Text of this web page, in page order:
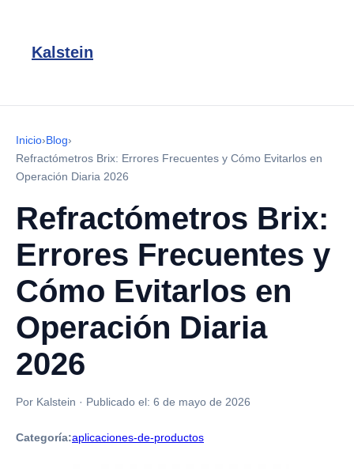
Kalstein
Inicio›Blog›
Refractómetros Brix: Errores Frecuentes y Cómo Evitarlos en
Operación Diaria 2026
Refractómetros Brix:
Errores Frecuentes y
Cómo Evitarlos en
Operación Diaria
2026
Por Kalstein · Publicado el: 6 de mayo de 2026
Categoría:aplicaciones-de-productos